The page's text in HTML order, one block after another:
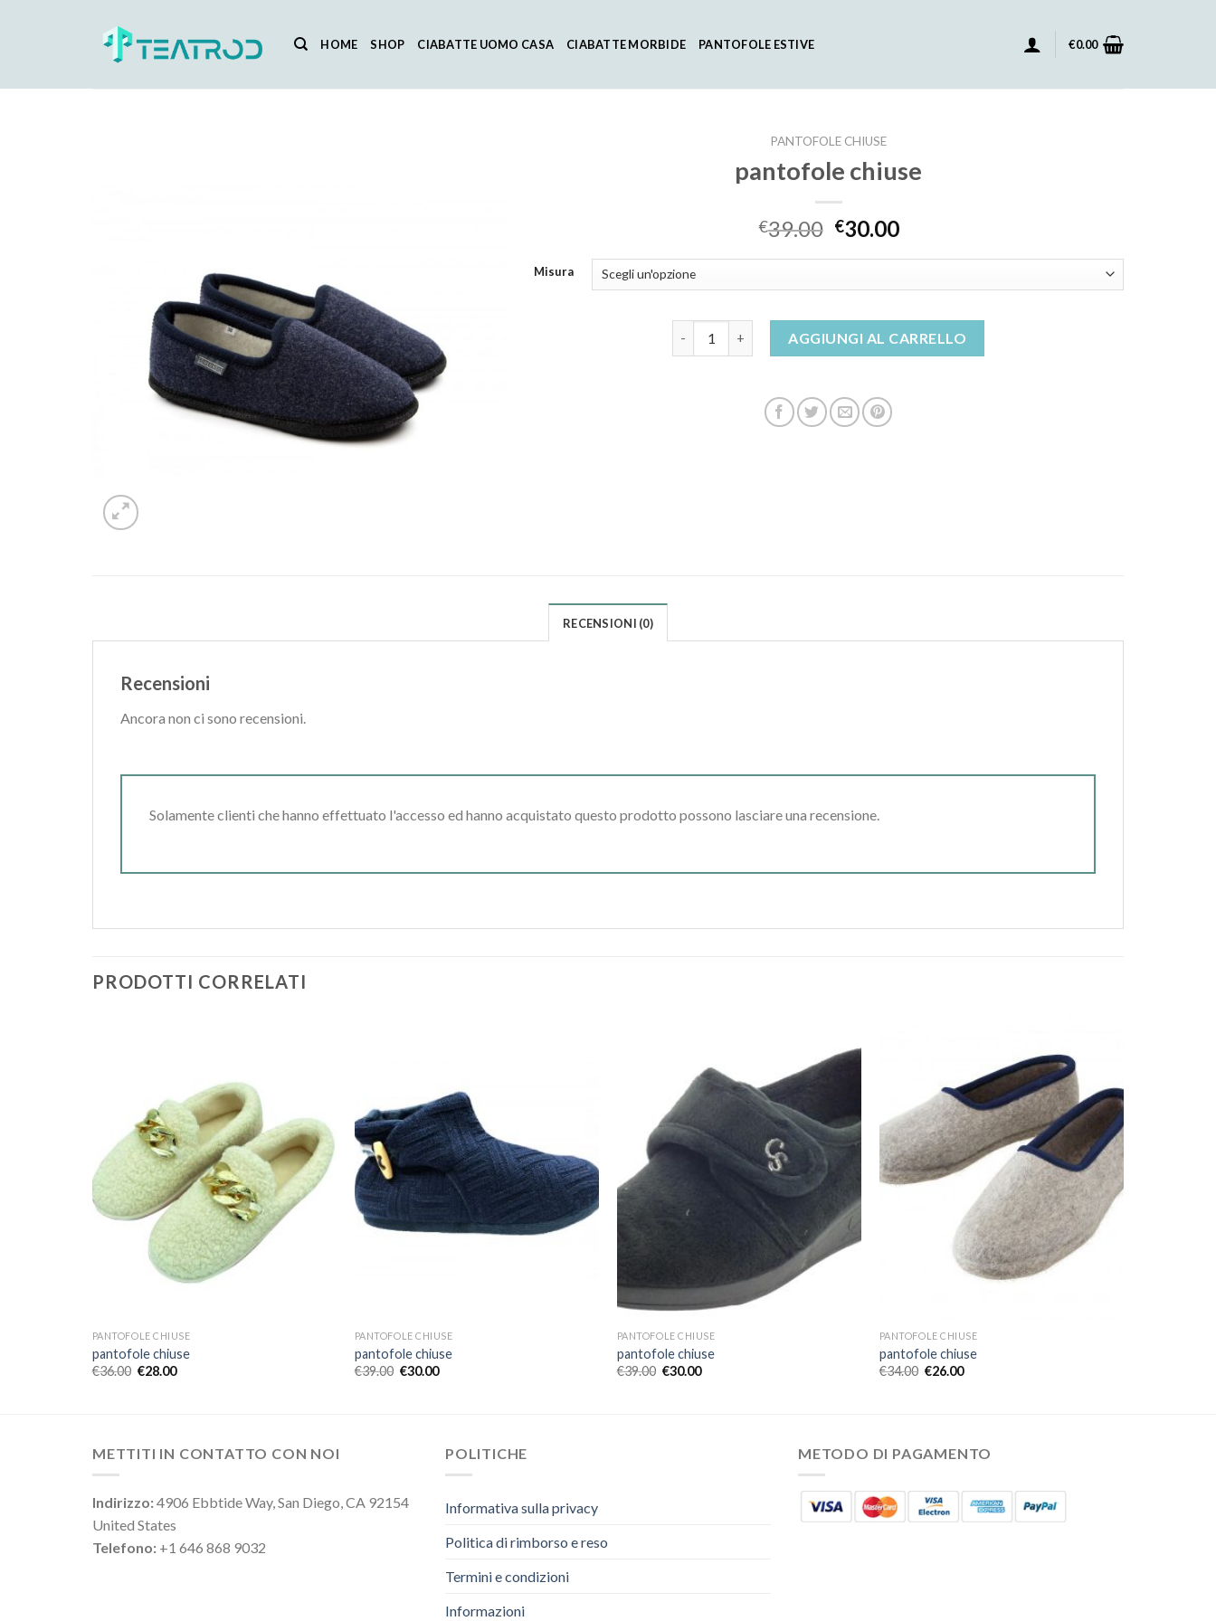
HOME SHOP CIABATTE UOMO CASA CIABATTE MORBIDE PANTOFOLE ESTIVE €0.00
PANTOFOLE CHIUSE
pantofole chiuse
€39.00 €30.00
Misura
AGGIUNGI AL CARRELLO
RECENSIONI (0)
Recensioni
Ancora non ci sono recensioni.
Solamente clienti che hanno effettuato l'accesso ed hanno acquistato questo prodotto possono lasciare una recensione.
PRODOTTI CORRELATI
PANTOFOLE CHIUSE
pantofole chiuse
€36.00 €28.00
PANTOFOLE CHIUSE
pantofole chiuse
€39.00 €30.00
PANTOFOLE CHIUSE
pantofole chiuse
€39.00 €30.00
PANTOFOLE CHIUSE
pantofole chiuse
€34.00 €26.00
METTITI IN CONTATTO CON NOI
Indirizzo:4906 Ebbtide Way, San Diego, CA 92154
United States
Telefono: +1 646 868 9032
POLITICHE
Informativa sulla privacy
Politica di rimborso e reso
Termini e condizioni
Informazioni
METODO DI PAGAMENTO